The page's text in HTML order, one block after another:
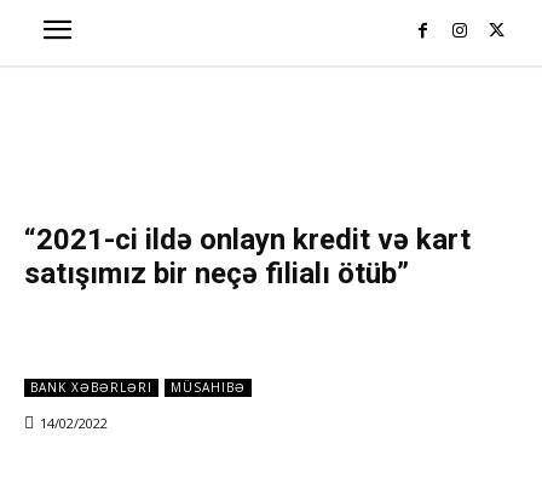
“2021-ci ildə onlayn kredit və kart
satışımız bir neçə filialı ötüb”
BANK XƏBƏRLƏRI MÜSAHIBƏ
14/02/2022